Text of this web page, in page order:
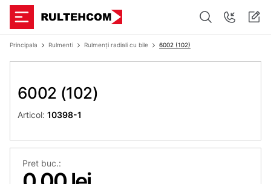
Principala Rulmenti Rulmenți radiali cu bile 6002 (102)
6002 (102)
Articol: 10398-1
Pret buc.: